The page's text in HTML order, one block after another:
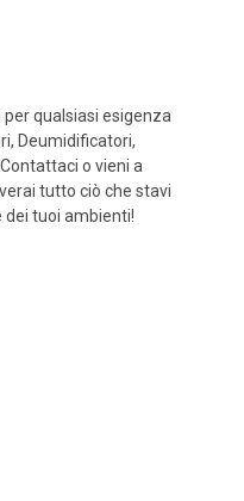
qualsiasi esigenza
Deumidificatori,
o vieni a
tutto ciò che stavi
dei tuoi ambienti!